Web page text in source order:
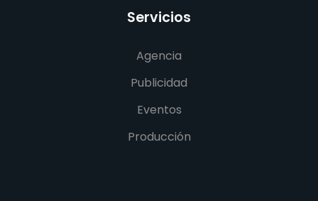
Servicios
Agencia
Publicidad
Eventos
Producción